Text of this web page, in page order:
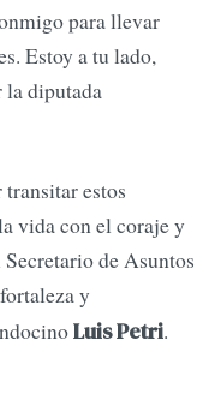
para llevar
Estoy a tu lado,
la diputada
transitar estos
vida con el coraje y
de Asuntos
y
Luis Petri.